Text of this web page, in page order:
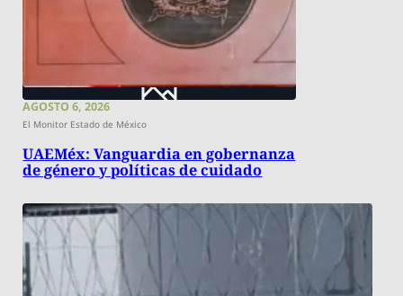
AGOSTO 6, 2026
El Monitor Estado de México
UAEMéx: Vanguardia en gobernanza
de género y políticas de cuidado